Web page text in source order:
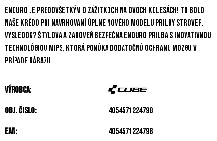
Enduro je predovšetkým o zážitkoch na dvoch kolesách! To bolo
naše krédo pri navrhovaní úplne nového modelu prilby STROVER.
Výsledok? Štýlová a zároveň bezpečná enduro prilba s inovatívnou
technológiou MIPS, ktorá ponúka dodatočnú ochranu mozgu v
prípade nárazu.
Výrobca:
Obj. čislo: 4054571224798
EAN: 4054571224798